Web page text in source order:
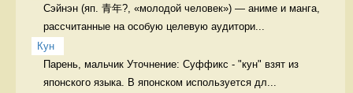
Сэйнэн (яп. 青年?, «молодой человек») — аниме и манга,
рассчитанные на особую целевую аудитори...
Кун
Парень, мальчик Уточнение: Суффикс - "кун" взят из
японского языка. В японском используется дл...